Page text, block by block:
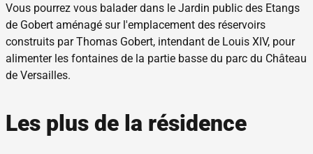
Vous pourrez vous balader dans le Jardin public des Etangs
de Gobert aménagé sur l'emplacement des réservoirs
construits par Thomas Gobert, intendant de Louis XIV, pour
alimenter les fontaines de la partie basse du parc du Château
de Versailles.
Les plus de la résidence